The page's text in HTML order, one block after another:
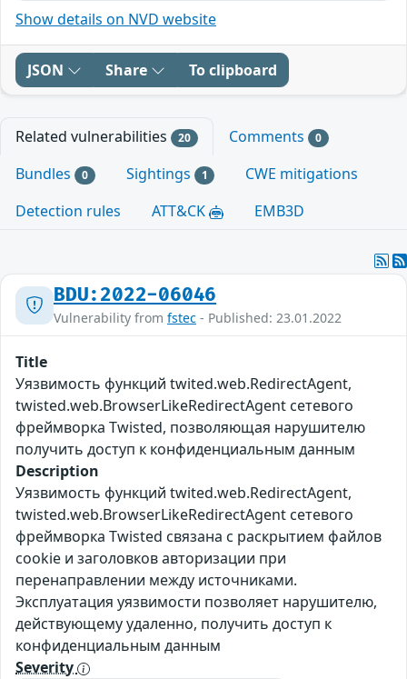
Show details on NVD website
JSON Share To clipboard
Related vulnerabilities 20 Comments 0
Bundles 0 Sightings 1
CWE mitigations
Detection rules
ATT&CK EMB3D
BDU:2022-06046
Vulnerability from fstec - Published: 23.01.2022
Title
Уязвимость функций twited.web.RedirectAgent,
twisted.web.BrowserLikeRedirectAgent сетевого
фреймворка Twisted, позволяющая нарушителю
получить доступ к конфиденциальным данным
Description
Уязвимость функций twited.web.RedirectAgent,
twisted.web.BrowserLikeRedirectAgent сетевого
фреймворка Twisted связана с раскрытием файлов
cookie и заголовков авторизации при
перенаправлении между источниками.
Эксплуатация уязвимости позволяет нарушителю,
действующему удаленно, получить доступ к
конфиденциальным данным
Severity